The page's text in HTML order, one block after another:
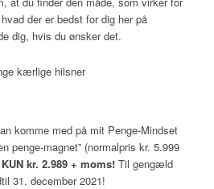
der er bedst for dig her på
dig, hvis du ønsker det.
kærlige hilsner
komme med på mit Penge-Mindset
penge-magnet” (normalpris kr. 5.999
KUN kr. 2.989 + moms!Til gengæld
31. december 2021!